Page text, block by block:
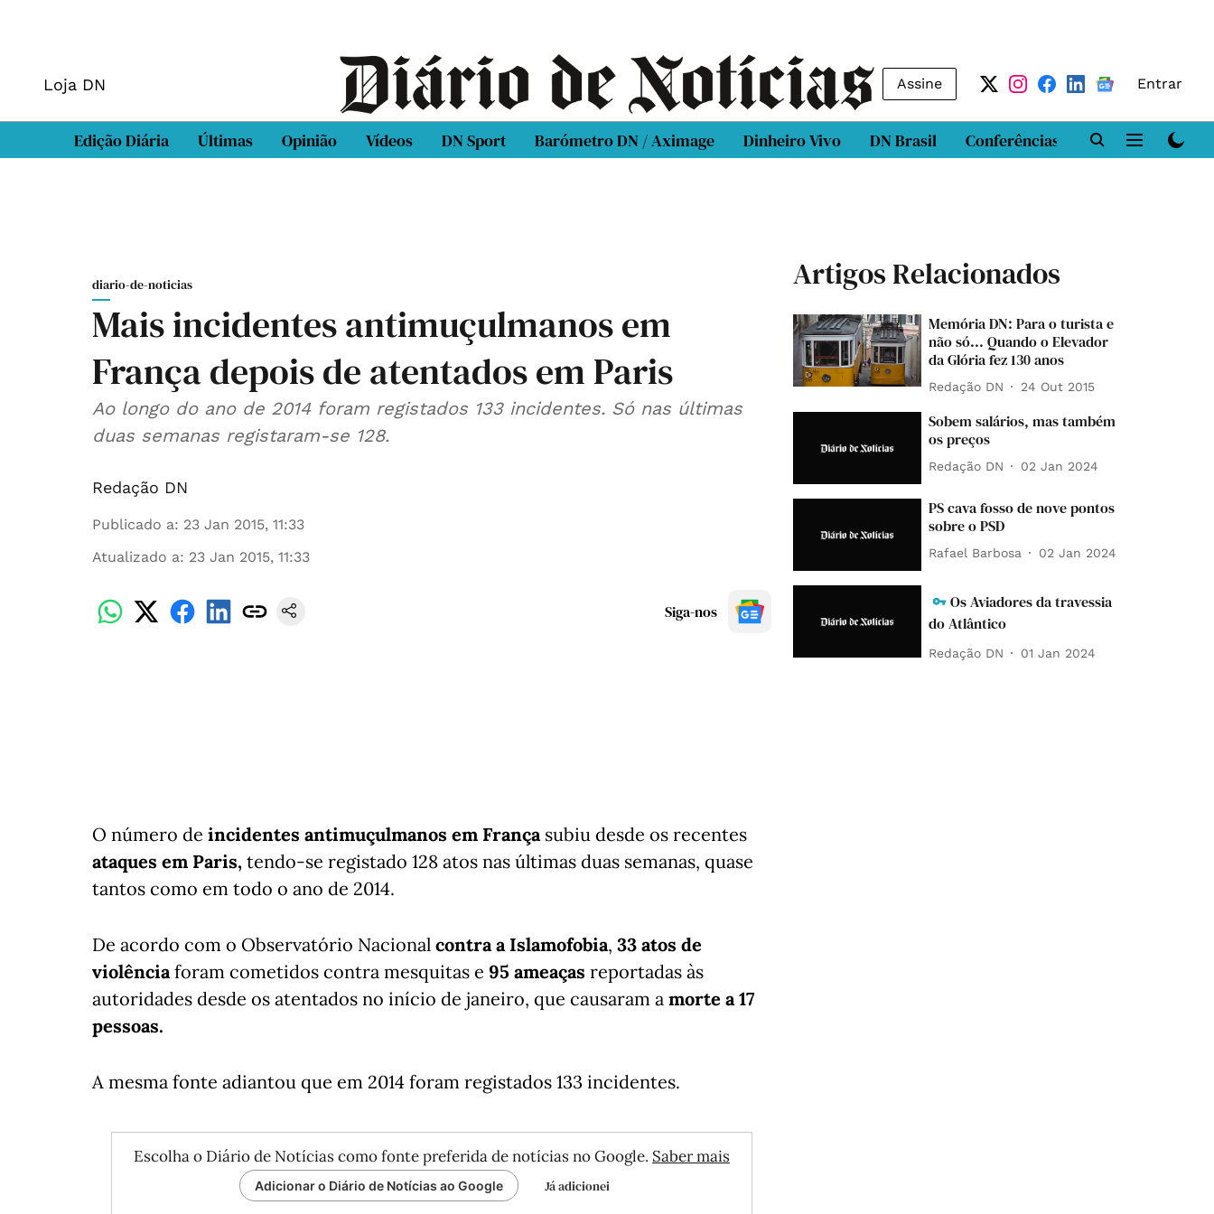
Loja DN Assine Entrar
Edição Diária Últimas Opinião Vídeos DN Sport Barómetro DN / Aximage Dinheiro Vivo DN Brasil Conferências DN LAB
diario-de-noticias
Mais incidentes antimuçulmanos em
França depois de atentados em Paris
Ao longo do ano de 2014 foram registados 133 incidentes. Só nas últimas
duas semanas registaram-se 128.
Redação DN
Publicado a: 23 Jan 2015, 11:33
Atualizado a: 23 Jan 2015, 11:33
Siga-nos
O número de incidentes antimuçulmanos em Françasubiu desde os recentes
ataques em Paris, tendo-se registado 128 atos nas últimas duas semanas, quase
tantos como em todo o ano de 2014.
De acordo com o Observatório Nacional contra a Islamofobia, 33 atos de
violênciaforam cometidos contra mesquitas e 95 ameaças reportadas às
autoridades desde os atentados no início de janeiro, que causaram a morte a 17
pessoas.
A mesma fonte adiantou que em 2014 foram registados 133 incidentes.
Escolha o Diário de Notícias como fonte preferida de notícias no Google. Saber mais
Adicionar o Diário de Notícias ao Google Já adicionei
Artigos Relacionados
Memória DN: Para o turista e
não só... Quando o Elevador
da Glória fez 130 anos
Redação DN 24 Out 2015
Sobem salários, mas também
os preços
Redação DN 02 Jan 2024
PS cava fosso de nove pontos
sobre o PSD
Rafael Barbosa 02 Jan 2024
Os Aviadores da travessia
do Atlântico
Redação DN 01 Jan 2024